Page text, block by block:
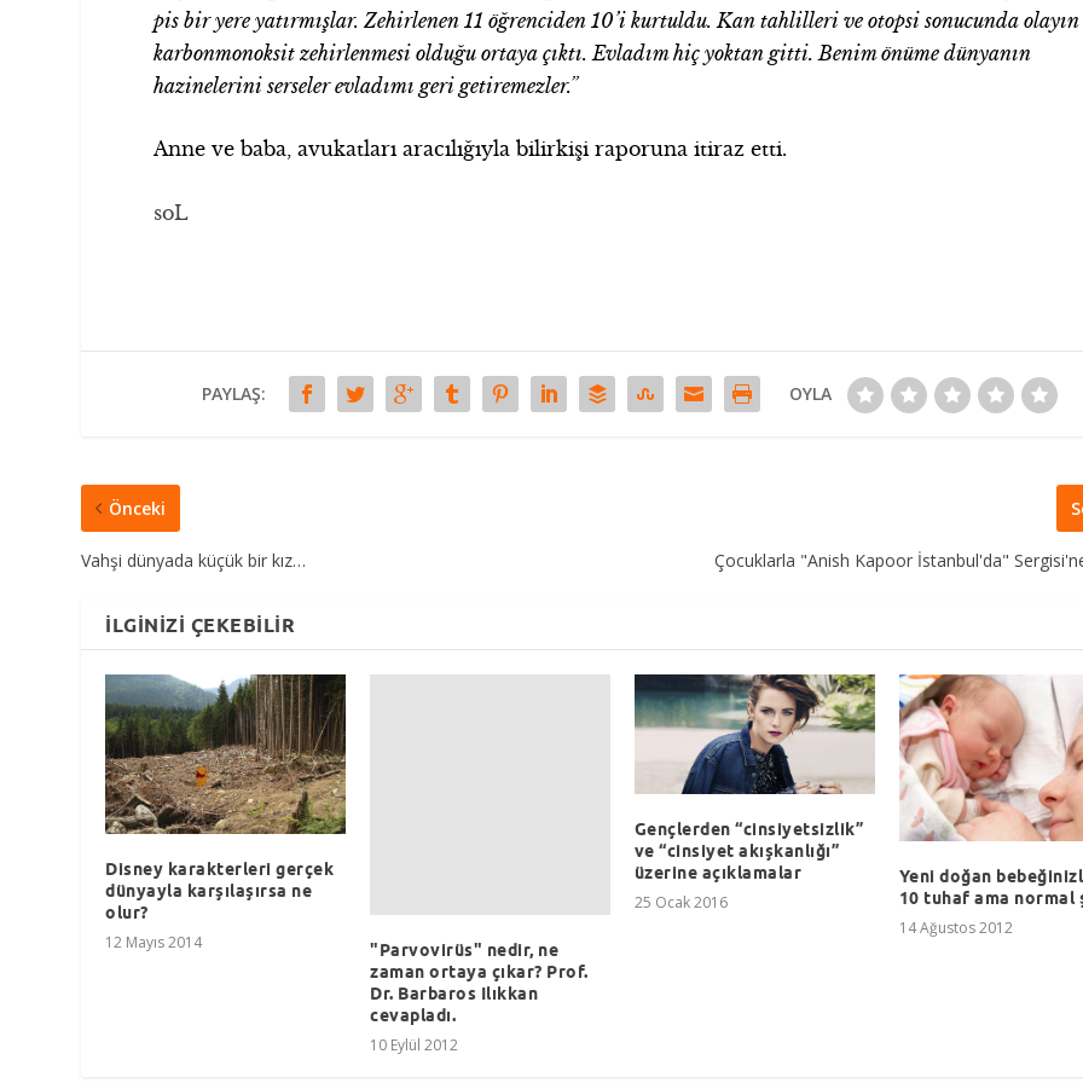
pis bir yere yatırmışlar. Zehirlenen 11 öğrenciden 10’i kurtuldu. Kan tahlilleri ve otopsi sonucunda olayın
karbonmonoksit zehirlenmesi olduğu ortaya çıktı. Evladım hiç yoktan gitti. Benim önüme dünyanın
hazinelerini serseler evladımı geri getiremezler.”
Anne ve baba, avukatları aracılığıyla bilirkişi raporuna itiraz etti.
soL
PAYLAŞ: OYLA
Önceki
Vahşi dünyada küçük bir kız… Çocuklarla "Anish Kapoor İstanbul'da"
İLGINIZI ÇEKEBILIR
Disney karakterleri gerçek
dünyayla karşılaşırsa ne
olur?
12 Mayıs 2014
"Parvovirüs" nedir, ne
zaman ortaya çıkar? Prof.
Dr. Barbaros Ilıkkan
cevapladı.
10 Eylül 2012
Gençlerden “cinsiyetsizlik”
ve “cinsiyet akışkanlığı”
üzerine açıklamalar
25 Ocak 2016
Yeni doğan
10 tuhaf ama normal
14 Ağustos 2012